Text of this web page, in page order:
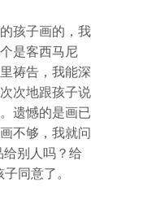
孩子画的，我
是客西马尼
祷告，我能深
次地跟孩子说
遗憾的是画已
不够，我就问
给别人吗？给
同意了。